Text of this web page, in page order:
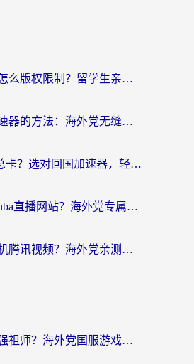
酷狗在海外用怎么版权限制？留学生亲测：3步解决听国内音乐难题
国外用微信加速器的方法：海外党无缝连接国内生活的实用指南
国外看芒果tv总卡？选对回国加速器，轻松追《浪姐》不费劲
在国外怎么看nba直播网站？海外党专属体育观赛指南，告别地区限制！
国外怎么看手机腾讯视频？海外党亲测有效的追剧加速器选择指南
德国怎么玩最强祖师？海外党国服游戏加速器选择全攻略（附宝可梦Online实测）